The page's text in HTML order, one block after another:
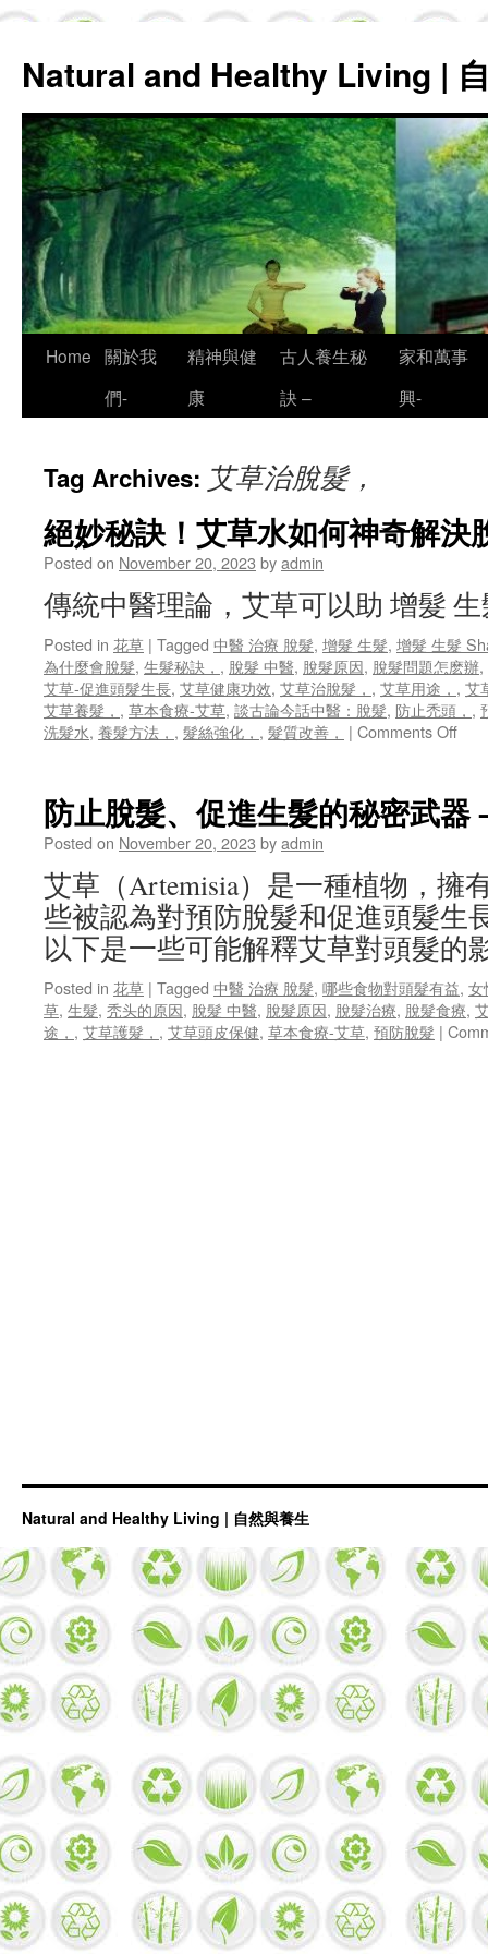
Natural and Healthy Living |
Skip
Home 關於我
們-
精神與健
康
古人養生秘
訣 –
家和萬事
興-
Tag Archives: 艾草治脫髮，
絕妙秘訣！艾草水如何神奇解決
Posted on November 20, 2023 byadmin
傳統中醫理論，艾草可以助 增髮
Posted in 花草 | Tagged 中醫 治療 脫髮, 增髮 生髮, 增髮 生髮
為什麼會脫髮, 生髮秘訣， , 脫髮 中醫, 脫髮原因, 脫髮問題怎麽辦,
艾草-促進頭髮生長, 艾草健康功效, 艾草治脫髮， , 艾草用途， , 艾
艾草養髮， , 草本食療-艾草, 談古論今話中醫：脫髮, 防止禿頭， ,
洗髮水, 養髮方法， , 髮絲強化， , 髮質改善， | Comments Offon
秘
訣！
水
如
何
神
奇
解
決
脫
防止脫髮、促進生髮的秘密武器
Posted on November 20, 2023 byadmin
艾草（Artemisia）是一種植物，擁
些被認為對預防脫髮和促進頭髮生
以下是一些可能解釋艾草對頭髮
Posted in 花草 | Tagged 中醫 治療 脫髮, 哪些食物對頭髮有益, 女
草, 生髮, 秃头的原因, 脫髮 中醫, 脫髮原因, 脫髮治療, 脫髮食療,
途， , 艾草護髮， , 艾草頭皮保健, 草本食療-艾草, 預防脫髮 |
Natural and Healthy Living | 自然與養生